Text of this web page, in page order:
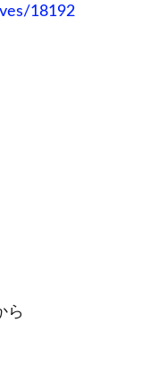
18192
ら